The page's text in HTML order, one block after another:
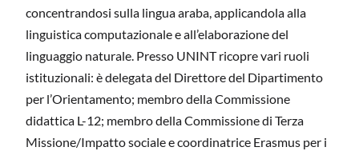
concentrandosi sulla lingua araba, applicandola alla
linguistica computazionale e all’elaborazione del
linguaggio naturale. Presso UNINT ricopre vari ruoli
istituzionali: è delegata del Direttore del Dipartimento
per l’Orientamento; membro della Commissione
didattica L-12; membro della Commissione di Terza
Missione/Impatto sociale e coordinatrice Erasmus per i